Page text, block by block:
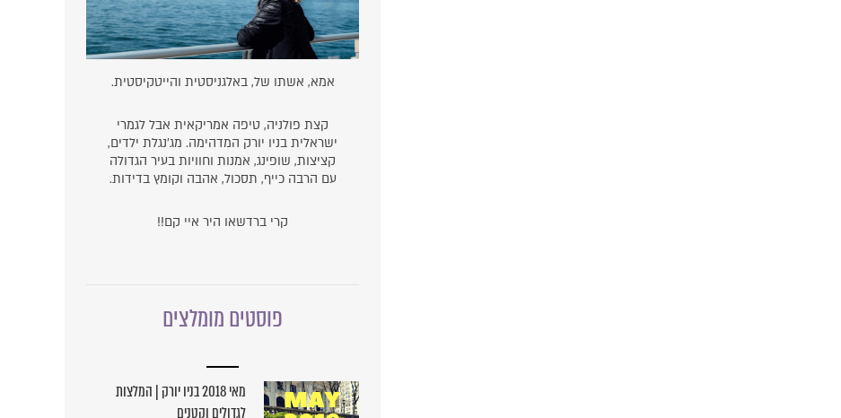
אמא, אשתו של, באלגניסטית והייטקיסטית.
קצת פולניה, טיפה אמריקאית אבל לגמרי
ישראלית בניו יורק המדהימה. מג'נגלת ילדים,
קציצות, שופינג, אמנות וחוויות בעיר הגדולה
עם הרבה כייף, תסכול, אהבה וקומץ בדידות.
קרי ברדשאו היר איי קם!!
פוסטים מומלצים
מאי 2018 בניו יורק | המלצות
לגדולים וקטנים